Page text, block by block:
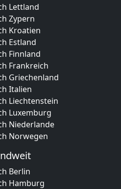
Lettland
Zypern
Kroatien
Estland
Finnland
Frankreich
Griechenland
Italien
Liechtenstein
Luxemburg
Niederlande
Norwegen
Berlin
Hamburg